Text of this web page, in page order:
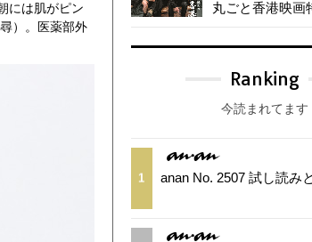
には肌がピン
）。医薬部外
丸ごと香港映画
Ranking
今読まれてます
1 anan No. 2507 試し読み